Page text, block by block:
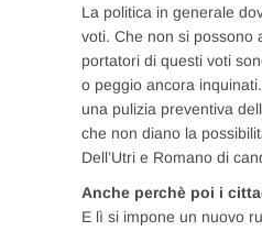
La politica in generale
voti. Che non si possono
portatori di questi voti
o peggio ancora
una pulizia preventiva
che non diano la
Dell’Utri e Romano di
Anche perchè poi i
E lì si impone un nuovo